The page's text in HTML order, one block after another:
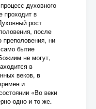
духовного
проходит в
рост
после
ни
бытие
не могут,
в
веков, в
и
«Во веки
одно и то же.